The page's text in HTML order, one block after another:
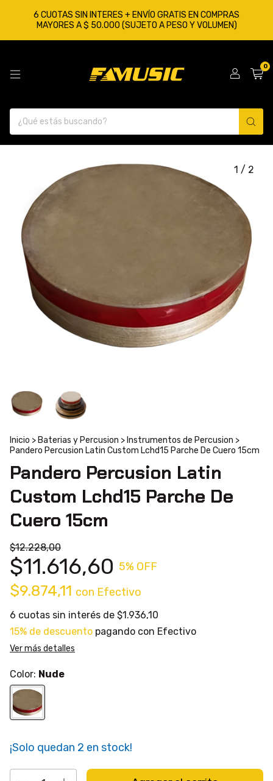
6 CUOTAS SIN INTERES + ENVÍO GRATIS EN COMPRAS
MAYORES A $ 50.000 (SUJETO A PESO Y VOLUMEN)
0
1 / 2
Inicio > Baterias y Percusion > Instrumentos de Percusion >
Pandero Percusion Latin Custom Lchd15 Parche De Cuero 15cm
Pandero Percusion Latin
Custom Lchd15 Parche De
Cuero 15cm
$12.228,00
$11.616,60 5% OFF
$9.874,11 con Efectivo
6 cuotas sin interés de $1.936,10
15% de descuento pagando con Efectivo
Ver más detalles
Color: Nude
¡Solo quedan 2 en stock!